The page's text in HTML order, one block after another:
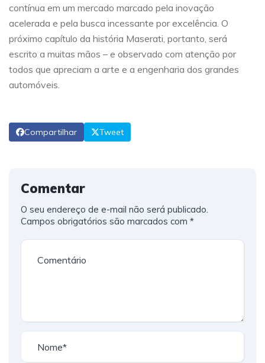
contínua em um mercado marcado pela inovação
acelerada e pela busca incessante por excelência. O
próximo capítulo da história Maserati, portanto, será
escrito a muitas mãos – e observado com atenção por
todos que apreciam a arte e a engenharia dos grandes
automóveis.
Compartilhar Tweet
Comentar
O seu endereço de e-mail não será publicado.
Campos obrigatórios são marcados com *